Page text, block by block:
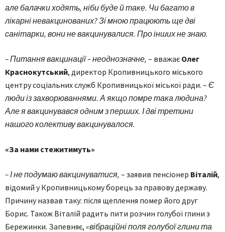
але балачки ходять, ніби буде й таке. Чи багато в
лікарні невакцинованих? Зі мною працюють ще дві
санітарки, вони не вакцинувалися. Про інших не знаю.
– Питання вакцинації – неодно­значне, – вважає Олег
Краснокутський, директор Кропивницького міського
центру соціальних служб Кропивницької міської ради. – Є
люди із захворюваннями. А якщо помре така людина?
Але я вакцинувався одним з перших. І дві третини
нашого колективу вакцинувалося.
«За нами стежитимуть»
– І не подумаю вакцинуватися, – заявив пенсіонер Віталій,
відомий у Кропивницькому борець за правову державу.
Причину назвав таку: після щеплення помер його друг
Борис. Також Віталій радить пити розчин голубої глини з
Бережинки. Запевняє, «вібраційні поля голубої глини та